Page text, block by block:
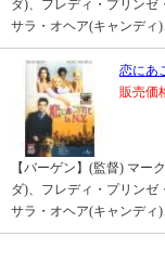
ダ)、フレディ・プリンゼ
サラ・オヘア(キャンディ
恋にあ
販売価
【バーゲン】(監督) マー
ダ)、フレディ・プリンゼ
サラ・オヘア(キャンディ